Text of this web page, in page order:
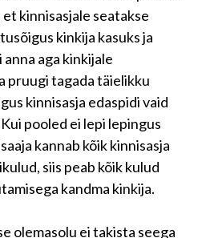
kinnisasjale seatakse
kinkija kasuks ja
anna aga kinkijale
pruugi tagada täielikku
kinnisasja edaspidi vaid
pooled ei lepi lepingus
kannab kõik kinnisasja
siis peab kõik kulud
kandma kinkija.
olemasolu ei takista seega